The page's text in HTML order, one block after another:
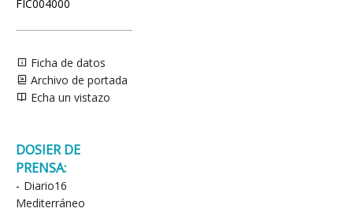
FIC004000
Ficha de datos
Archivo de portada
Echa un vistazo
DOSIER DE
PRENSA:
- Diario16
Mediterráneo